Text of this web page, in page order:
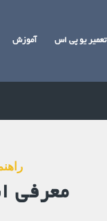
تعمیر یو پی اس آموزش
معرفی